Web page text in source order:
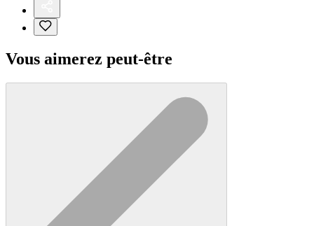
Vous aimerez peut-être